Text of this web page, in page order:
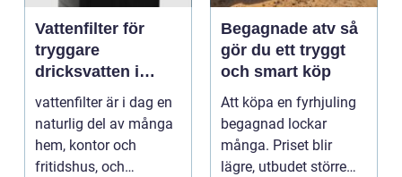
Vattenfilter för
tryggare
dricksvatten i
vardagen
vattenfilter är i dag en
naturlig del av många
hem, kontor och
fritidshus, och
Begagnade atv så
gör du ett tryggt
och smart köp
Att köpa en fyrhjuling
begagnad lockar
många. Priset blir
lägre, utbudet större